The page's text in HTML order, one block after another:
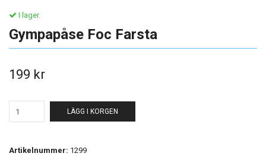
I lager.
Gympapåse Foc Farsta
199 kr
LÄGG I KORGEN
Artikelnummer: 1299